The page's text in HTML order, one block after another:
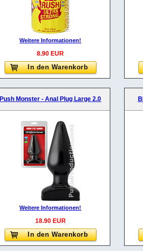
Weitere Informationen!
8.90 EUR
In den Warenkorb
Push Monster - Anal Plug Large 2.0
Weitere Informationen!
18.90 EUR
In den Warenkorb